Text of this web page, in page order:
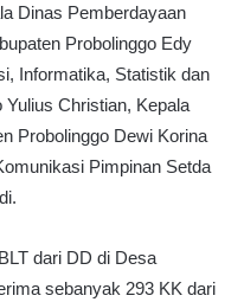
Dinas Pemberdayaan
Probolinggo Edy
Informatika, Statistik dan
Yulius Christian, Kepala
Probolinggo Dewi Korina
Pimpinan Setda
dari DD di Desa
sebanyak 293 KK dari